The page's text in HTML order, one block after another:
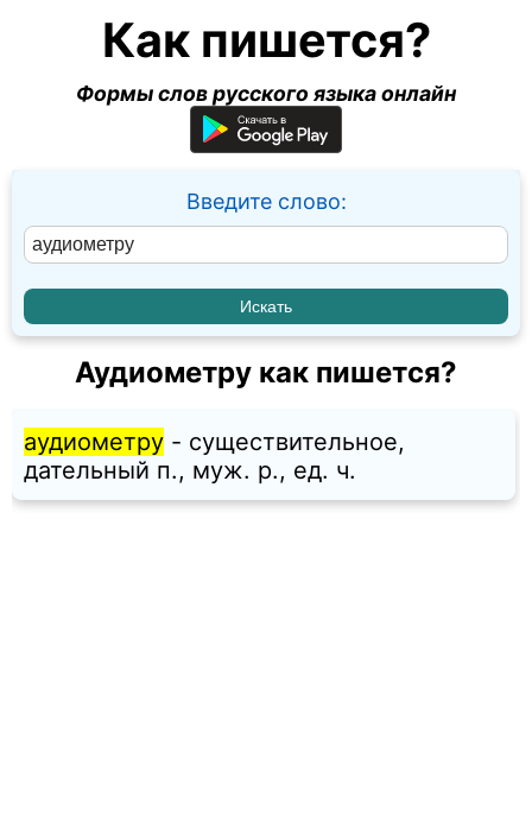
Как пишется?
Формы слов русского языка онлайн
Введите слово:
Аудиометру как пишется?
аудиометру - существительное,
дательный п., муж. p., ед. ч.